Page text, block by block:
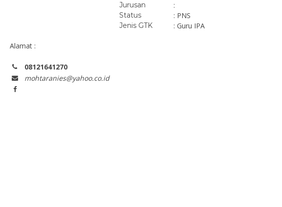
Jurusan :
Status : PNS
Jenis GTK : Guru IPA
Alamat :
08121641270
mohtaranies@yahoo.co.id